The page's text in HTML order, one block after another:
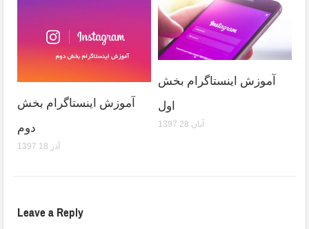
آموزش اینستاگرام بخش
دوم
1397 آذر 18
آموزش اینستاگرام بخش
اول
1397 آبان 28
Leave a Reply